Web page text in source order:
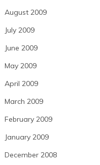
August 2009
July 2009
June 2009
May 2009
April 2009
March 2009
February 2009
January 2009
December 2008